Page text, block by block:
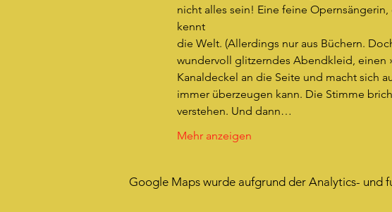
nicht alles sein! Eine feine
kennt
die Welt. (Allerdings nur aus Büchern.
wundervoll glitzerndes Abendkleid, einen
Kanaldeckel an die Seite und macht sich
immer überzeugen kann. Die Stimme
verstehen. Und dann…
Mehr anzeigen
Google Maps wurde aufgrund der Analytics- und